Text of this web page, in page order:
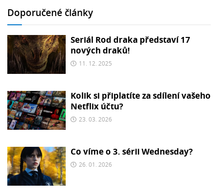
Doporučené články
Seriál Rod draka představí 17
nových draků!
11. 12. 2025
Kolik si připlatíte za sdílení vašeho
Netflix účtu?
23. 03. 2026
Co víme o 3. sérii Wednesday?
26. 01. 2026